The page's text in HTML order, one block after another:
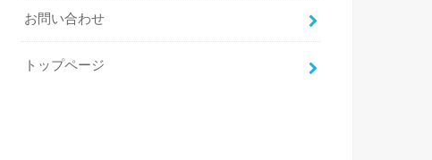
お問い合わせ
トップページ